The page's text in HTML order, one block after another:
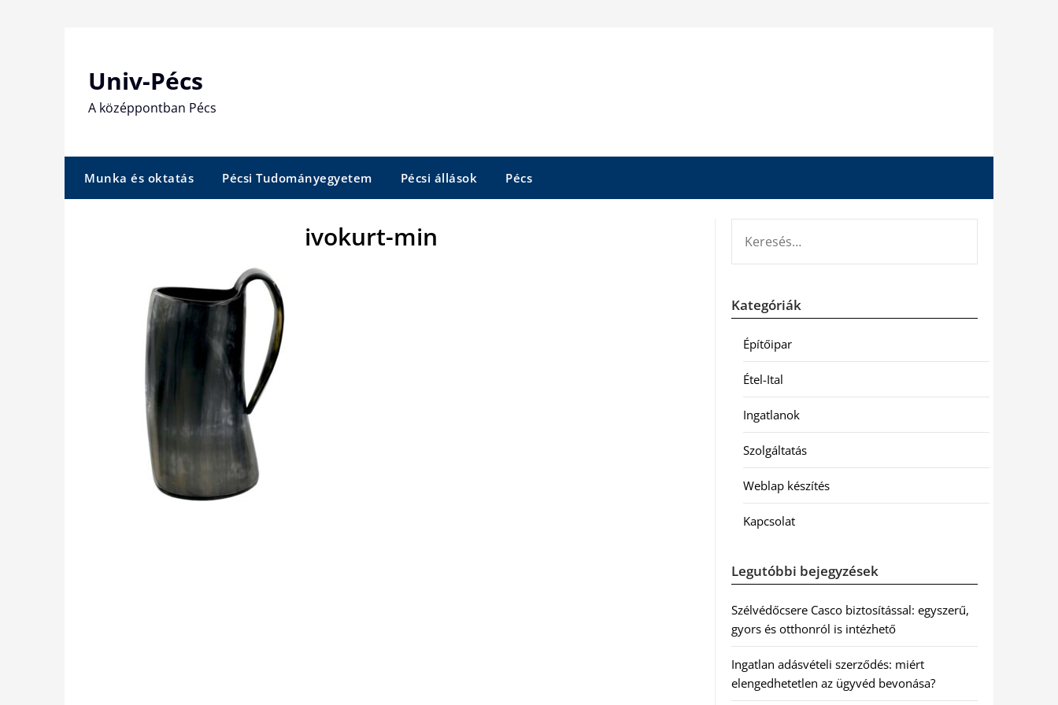
Univ-Pécs
A középpontban Pécs
Munka és oktatás Pécsi Tudományegyetem Pécsi állások Pécs
ivokurt-min
Kategóriák
Építőipar
Étel-Ital
Ingatlanok
Szolgáltatás
Weblap készítés
Kapcsolat
Legutóbbi bejegyzések
Szélvédőcsere Casco biztosítással: egyszerű,
gyors és otthonról is intézhető
Ingatlan adásvételi szerződés: miért
elengedhetetlen az ügyvéd bevonása?